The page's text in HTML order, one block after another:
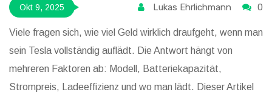
Okt 9, 2025 Lukas Ehrlichmann 0
Viele fragen sich, wie viel Geld wirklich draufgeht, wenn man
sein Tesla vollständig auflädt. Die Antwort hängt von
mehreren Faktoren ab: Modell, Batteriekapazität,
Strompreis, Ladeeffizienz und wo man lädt. Dieser Artikel